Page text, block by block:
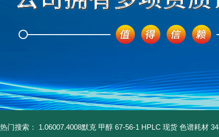
热门搜索： 1.06007.4008默克 甲醇 67-56-1 HPLC 现货 色谱耗材